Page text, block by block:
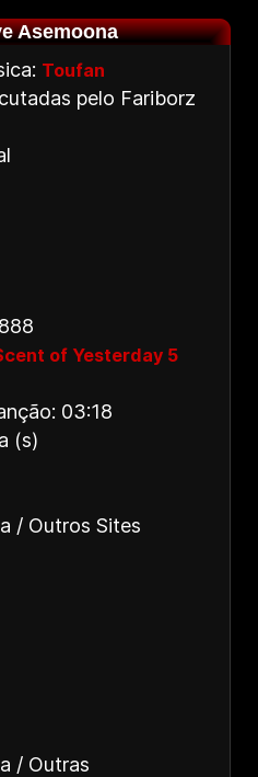
Asemoona
Toufan
pelo Fariborz
of Yesterday 5
03:18
(s)
/ Outros Sites
/ Outras